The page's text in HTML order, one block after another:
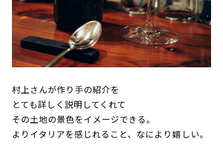
村上さんが作り手の紹介を
とても詳しく説明してくれて
その土地の景色をイメージできる。
よりイタリアを感じれること、なにより嬉しい。